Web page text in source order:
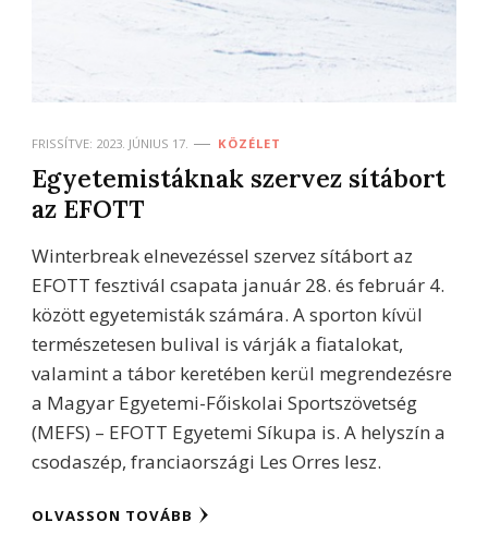
FRISSÍTVE: 2023. JÚNIUS 17. KÖZÉLET
Egyetemistáknak szervez sítábort
az EFOTT
Winterbreak elnevezéssel szervez sítábort az
EFOTT fesztivál csapata január 28. és február 4.
között egyetemisták számára. A sporton kívül
természetesen bulival is várják a fiatalokat,
valamint a tábor keretében kerül megrendezésre
a Magyar Egyetemi-Főiskolai Sportszövetség
(MEFS) – EFOTT Egyetemi Síkupa is. A helyszín a
csodaszép, franciaországi Les Orres lesz.
OLVASSON TOVÁBB